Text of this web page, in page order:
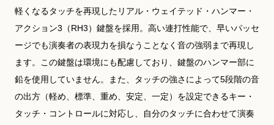
軽くなるタッチを再現したリアル・ウェイテッド・ハンマー・
アクション3（RH3）鍵盤を採用。高い連打性能で、早いパッセ
ージでも演奏者の表現力を損なうことなく音の強弱まで再現し
ます。この鍵盤は環境にも配慮しており、鍵盤のハンマー部に
鉛を使用していません。また、タッチの強さによって5段階の音
の出方（軽め、標準、重め、安定、一定）を設定できるキー・
タッチ・コントロールに対応し、自分のタッチに合わせて演奏